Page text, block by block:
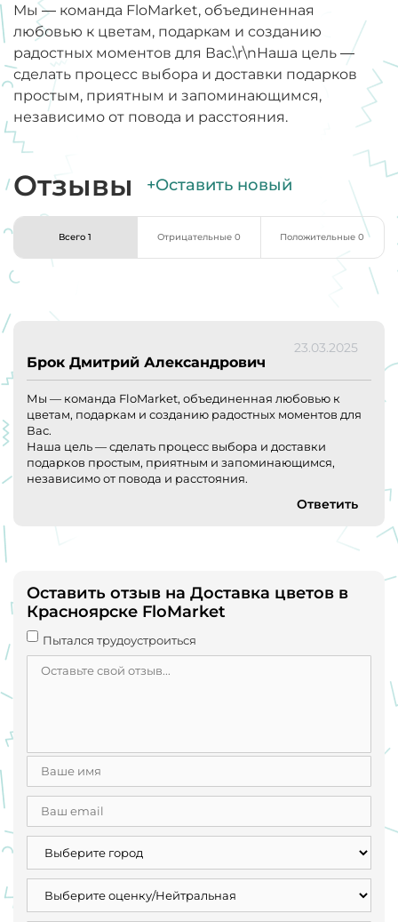
Мы — команда FloMarket, объединенная
любовью к цветам, подаркам и созданию
радостных моментов для Вас.\r\nНаша цель —
сделать процесс выбора и доставки подарков
простым, приятным и запоминающимся,
независимо от повода и расстояния.
Отзывы +Оставить новый
Всего 1 Отрицательные 0 Положительные 0
23.03.2025
Брок Дмитрий Александрович
Мы — команда FloMarket, объединенная любовью к
цветам, подаркам и созданию радостных моментов для
Вас.
Наша цель — сделать процесс выбора и доставки
подарков простым, приятным и запоминающимся,
независимо от повода и расстояния.
Ответить
Оставить отзыв на Доставка цветов в
Красноярске FloMarket
Пытался трудоустроиться